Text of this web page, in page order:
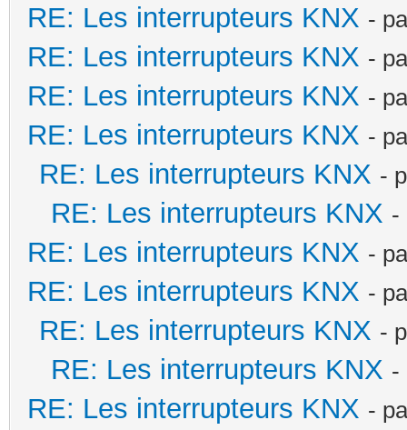
RE: Les interrupteurs KNX -
RE: Les interrupteurs KNX -
RE: Les interrupteurs KNX -
RE: Les interrupteurs KNX -
RE: Les interrupteurs KNX -
RE: Les interrupteurs KNX -
RE: Les interrupteurs KNX -
RE: Les interrupteurs KNX -
RE: Les interrupteurs KNX -
RE: Les interrupteurs KNX -
RE: Les interrupteurs KNX -